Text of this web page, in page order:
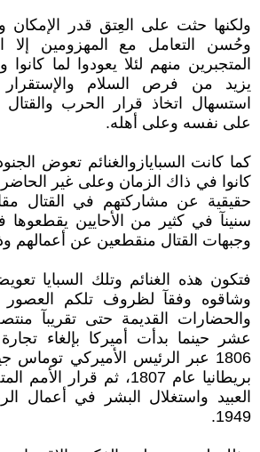
ولكنها حثت على العِتق قدر الإمكان
وحُسن التعامل مع المهزومين إلا
المتجبرين منهم لئلا يعودوا لما
يزيد من فرص السلام
استسهال اتخاذ قرار الحرب
على نفسه وعلى أهله.
كما كانت السبايازوالغنائم تعوض
كانوا في ذاك الزمان وعلى غير الحاضر
حقيقية عن مشاركتهم في القتال
سنينآ في كثير من الأحايين
وجبهات القتال منقطعين عن أعمالهم
فتكون هذه الغنائم وتلك السبايا
وشاقوه وفقآ لظروف تلكم العصور
والحضارات القديمة حتى تقريبآ
عشر حينما بدأت أميركا بإلغاء تجارة
1806 عبر الرئيس الأميركي توماس
بريطانيا عام 1807، ثم قرار
العبيد واستغلال البشر في أعمال
1949.